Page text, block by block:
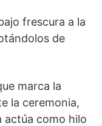
frescura a la
de
marca la
la ceremonia,
actúa como hilo